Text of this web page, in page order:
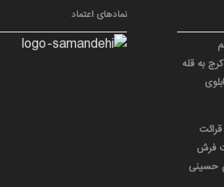
به قله
فرش
حسینی
نمادهای اعتماد